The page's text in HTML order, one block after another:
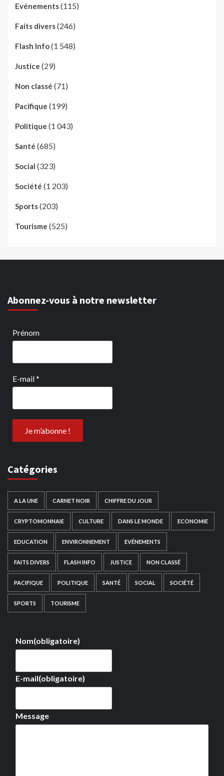
Evénements(115)
Faits divers(246)
Flash Info(1 548)
Justice (29)
Non classé (71)
Pacifique (199)
Politique (1 043)
Santé (685)
Social (323)
Société (1 203)
Sports(203)
Tourisme (525)
Abonnez-vous à notre newsletter
Prénom
E-mail*
Catégories
A LA UNE CARNET NOIR CHIFFRE DU JOUR
CRYPTOMONNAIE CULTURE DANS LE MONDE ECONOMIE
EDUCATION ENVIRONNEMENT EVÉNEMENTS
FAITS DIVERS FLASH INFO JUSTICE NON CLASSÉ
PACIFIQUE POLITIQUE SANTÉ SOCIAL SOCIÉTÉ
SPORTS TOURISME
Nom(obligatoire)
E-mail(obligatoire)
Message